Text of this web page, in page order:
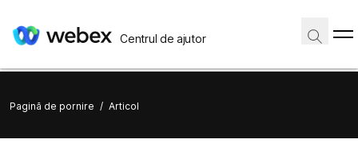
Centrul de ajutor
Pagină de pornire / Articol